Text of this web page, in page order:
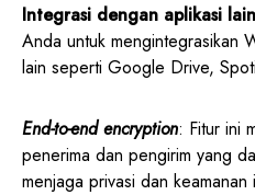
Integrasi dengan aplikasi lain
Anda untuk mengintegrasikan
lain seperti Google Drive,
End-to-end encryption: Fitur ini
penerima dan pengirim yang
menjaga privasi dan keamanan